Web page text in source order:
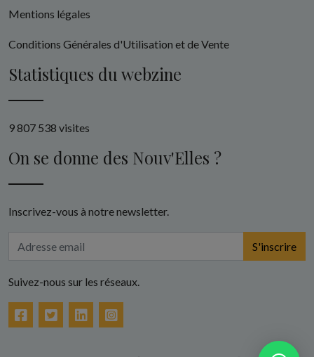
Mentions légales
Conditions Générales d'Utilisation et de Vente
Statistiques du webzine
9 807 538 visites
On se donne des Nouv'Elles ?
Inscrivez-vous à notre newsletter.
S'inscrire
Suivez-nous sur les réseaux.
FacebookTwitterLinkedIn